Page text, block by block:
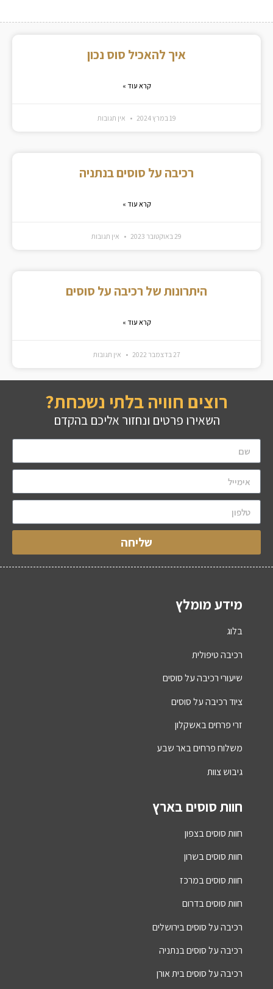
איך להאכיל סוס נכון
קרא עוד »
19 במרץ 2024 אין תגובות
רכיבה על סוסים בנתניה
קרא עוד »
29 באוקטובר 2023 אין תגובות
היתרונות של רכיבה על סוסים
קרא עוד »
27 בדצמבר 2022 אין תגובות
רוצים חוויה בלתי נשכחת?
השאירו פרטים ונחזור אליכם בהקדם
שליחה
מידע מומלץ
בלוג
רכיבה טיפולית
שיעורי רכיבה על סוסים
ציוד רכיבה על סוסים
זרי פרחים באשקלון
משלוח פרחים באר שבע
גיבוש צוות
חוות סוסים בארץ
חוות סוסים בצפון
חוות סוסים בשרון
חוות סוסים במרכז
חוות סוסים בדרום
רכיבה על סוסים בירושלים
רכיבה על סוסים בנתניה
רכיבה על סוסים בית אורן